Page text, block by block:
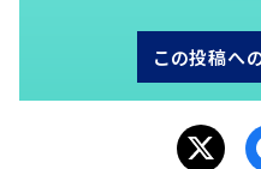
この投稿へ